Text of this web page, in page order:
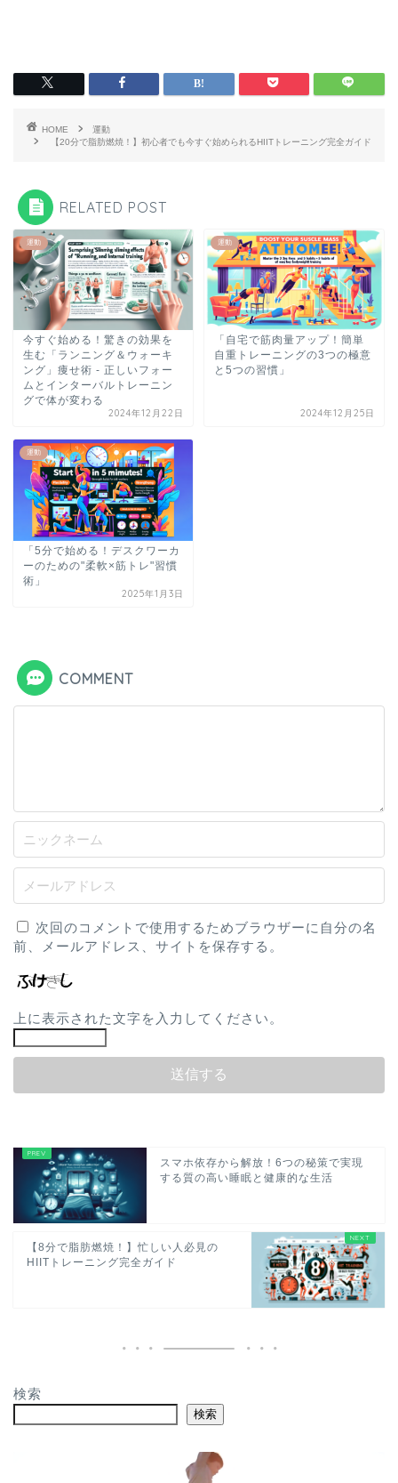
HOME
運動
【20分で脂肪燃焼！】初心者でも今すぐ始められるHIITトレーニング完全ガイド
RELATED POST
運動
今すぐ始める！驚きの効果を
生む「ランニング＆ウォーキ
ング」痩せ術 - 正しいフォー
ムとインターバルトレーニン
グで体が変わる
2024年12月22日
運動
「自宅で筋肉量アップ！簡単
自重トレーニングの3つの極意
と5つの習慣」
2024年12月25日
運動
「5分で始める！デスクワーカ
ーのための"柔軟×筋トレ"習慣
術」
2025年1月3日
COMMENT
次回のコメントで使用するためブラウザーに自分の名
前、メールアドレス、サイトを保存する。
上に表示された文字を入力してください。
スマホ依存から解放！6つの秘策で実現
する質の高い睡眠と健康的な生活
【8分で脂肪燃焼！】忙しい人必見の
HIITトレーニング完全ガイド
検索
検索